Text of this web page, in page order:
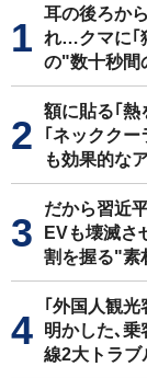
耳の後ろか
れ…クマに｢
の"数十秒間
額に貼る｢熱
｢ネックク
も効果的な
だから習近
EVも壊滅さ
割を握る"素
｢外国人観
明かした､乗
線2大トラブ